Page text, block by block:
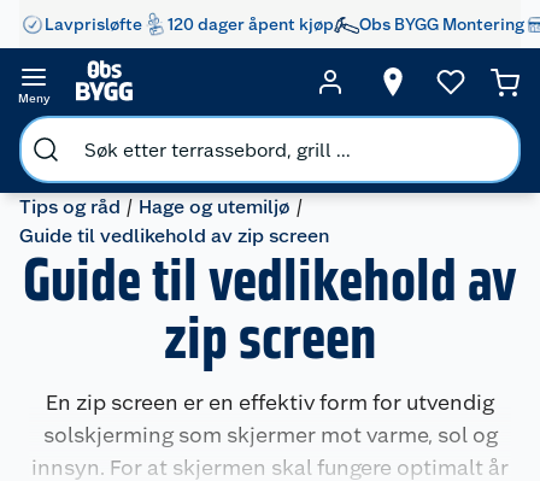
Lavprisløfte 120 dager åpent kjøp Obs BYGG Montering
Meny
Tips og råd
Hage og utemiljø
Guide til vedlikehold av zip screen
Guide til vedlikehold av
zip screen
En zip screen er en effektiv form for utvendig
solskjerming som skjermer mot varme, sol og
innsyn. For at skjermen skal fungere optimalt år